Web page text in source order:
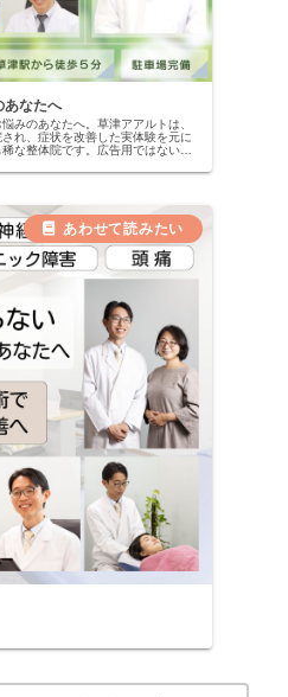
あなたへ
みのあなたへ。草津アアルトは、
れ、症状を改善した実体験を元に
な整体院です。広告用ではない、